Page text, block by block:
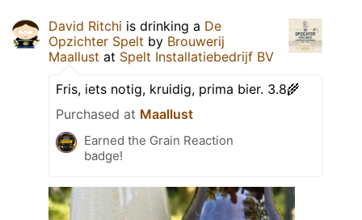
David Ritchi is drinking a De
Opzichter Spelt by Brouwerij
Maallust at Spelt Installatiebedrijf BV
Fris, iets notig, kruidig, prima bier. 3.8🌾
Purchased at Maallust
Earned the Grain Reaction
badge!